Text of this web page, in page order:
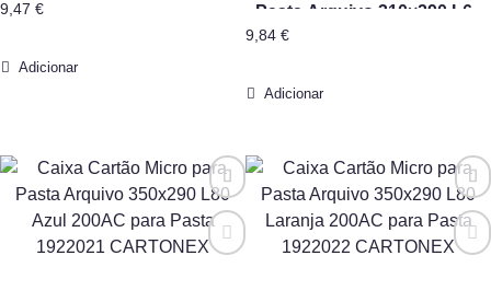
Arquivo Marmoreada – 10un
9,47 €
Adicionar
Pasta Arquivo 310×290 L60
Desmontada Marmoreada –
9,84 €
Adicionar